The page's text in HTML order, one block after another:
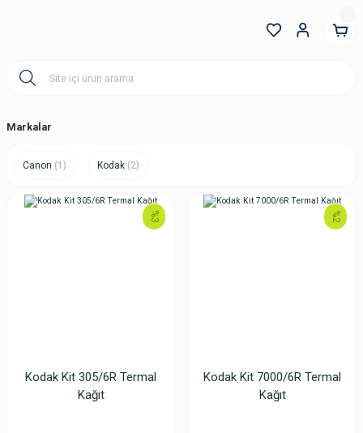
Markalar
Canon (1) Kodak (2)
%3
Kodak Kit 305/6R Termal
Kağıt
%2
Kodak Kit 7000/6R Termal
Kağıt